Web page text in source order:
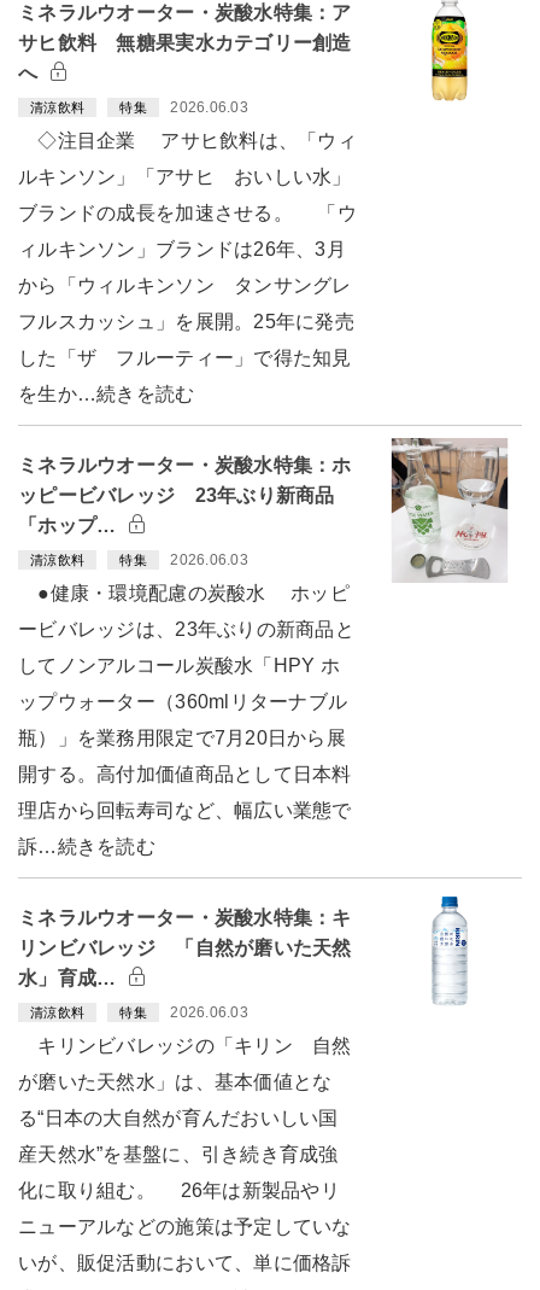
ミネラルウオーター・炭酸水特集：ア
サヒ飲料 無糖果実水カテゴリー創造
へ
清涼飲料 特集 2026.06.03
◇注目企業 アサヒ飲料は、「ウィ
ルキンソン」「アサヒ おいしい水」
ブランドの成長を加速させる。 「ウ
ィルキンソン」ブランドは26年、3月
から「ウィルキンソン タンサングレ
フルスカッシュ」を展開。25年に発売
した「ザ フルーティー」で得た知見
を生か…続きを読む
ミネラルウオーター・炭酸水特集：ホ
ッピービバレッジ 23年ぶり新商品
「ホップ…
清涼飲料 特集 2026.06.03
●健康・環境配慮の炭酸水 ホッピ
ービバレッジは、23年ぶりの新商品と
してノンアルコール炭酸水「HPY ホ
ップウォーター（360mlリターナブル
瓶）」を業務用限定で7月20日から展
開する。高付加価値商品として日本料
理店から回転寿司など、幅広い業態で
訴…続きを読む
ミネラルウオーター・炭酸水特集：キ
リンビバレッジ 「自然が磨いた天然
水」育成…
清涼飲料 特集 2026.06.03
キリンビバレッジの「キリン 自然
が磨いた天然水」は、基本価値とな
る“日本の大自然が育んだおいしい国
産天然水”を基盤に、引き続き育成強
化に取り組む。 26年は新製品やリ
ニューアルなどの施策は予定していな
いが、販促活動において、単に価格訴